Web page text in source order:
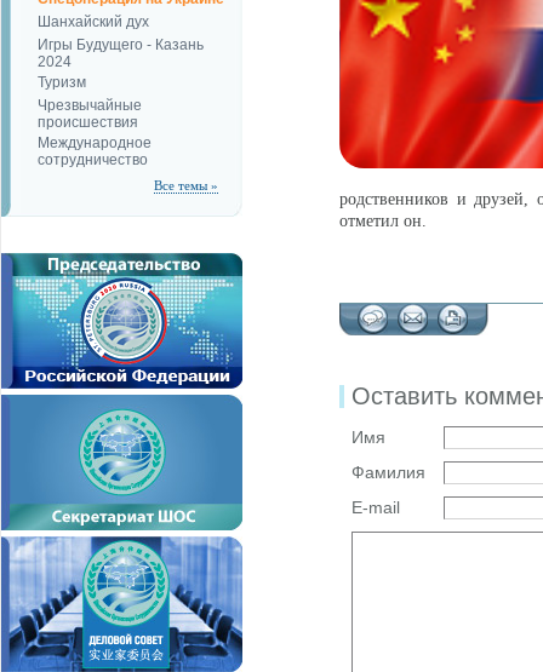
Шанхайский дух
Игры Будущего - Казань
2024
Туризм
Чрезвычайные
происшествия
Международное
сотрудничество
Все темы »
родственников и
отметил он.
Оставить
Имя
Фамилия
E-mail